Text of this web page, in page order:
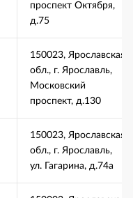
проспект Октября,
д.75
150023, Ярославская
обл., г. Ярославль,
Московский
проспект, д.130
150023, Ярославская
обл., г. Ярославль,
ул. Гагарина, д.74а